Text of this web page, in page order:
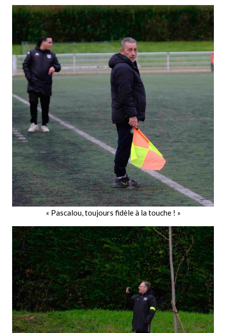
« Pascalou, toujours fidèle à la touche ! »